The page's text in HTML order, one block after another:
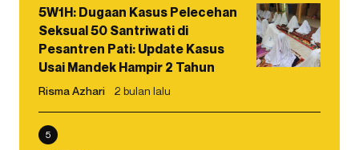
5W1H: Dugaan Kasus Pelecehan
Seksual 50 Santriwati di
Pesantren Pati: Update Kasus
Usai Mandek Hampir 2 Tahun
Risma Azhari 2 bulan lalu
5